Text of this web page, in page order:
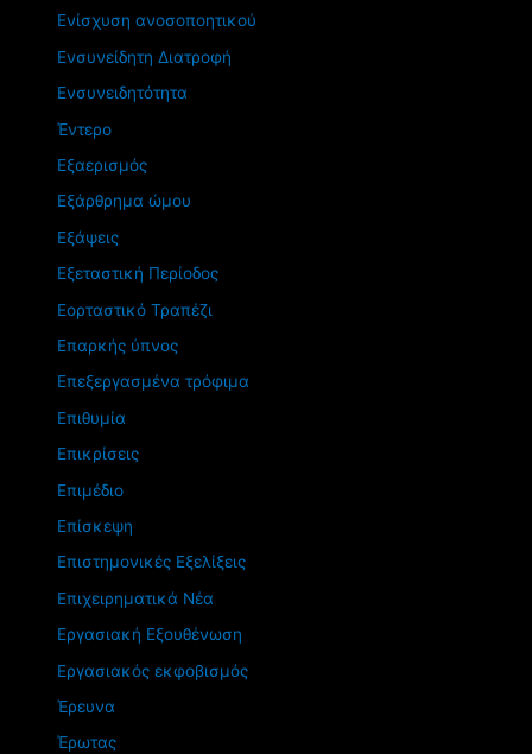
Ενίσχυση ανοσοποητικού
Ενσυνείδητη Διατροφή
Ενσυνειδητότητα
Έντερο
Εξαερισμός
Εξάρθρημα ώμου
Εξάψεις
Εξεταστική Περίοδος
Εορταστικό Τραπέζι
Επαρκής ύπνος
Επεξεργασμένα τρόφιμα
Επιθυμία
Επικρίσεις
Επιμέδιο
Επίσκεψη
Επιστημονικές Εξελίξεις
Επιχειρηματικά Νέα
Εργασιακή Εξουθένωση
Εργασιακός εκφοβισμός
Έρευνα
Έρωτας